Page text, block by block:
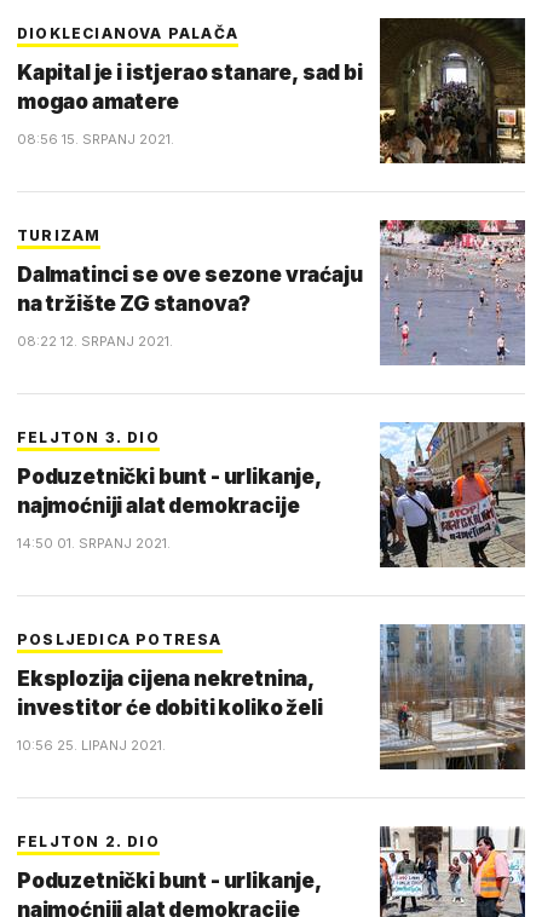
DIOKLECIANOVA PALAČA
Kapital je i istjerao stanare, sad bi
mogao amatere
08:56 15. SRPANJ 2021.
TURIZAM
Dalmatinci se ove sezone vraćaju
na tržište ZG stanova?
08:22 12. SRPANJ 2021.
FELJTON 3. DIO
Poduzetnički bunt - urlikanje,
najmoćniji alat demokracije
14:50 01. SRPANJ 2021.
POSLJEDICA POTRESA
Eksplozija cijena nekretnina,
investitor će dobiti koliko želi
10:56 25. LIPANJ 2021.
FELJTON 2. DIO
Poduzetnički bunt - urlikanje,
najmoćniji alat demokracije